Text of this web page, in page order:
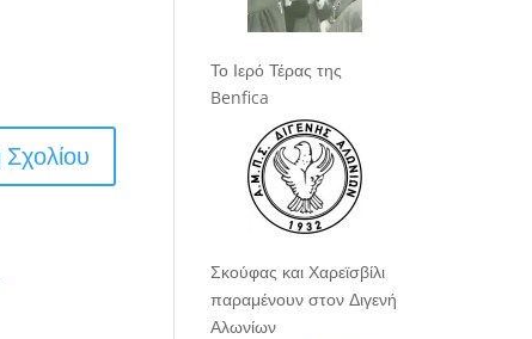
Το Ιερό Τέρας της
Benfica
Σκούφας και Χαρεϊσβίλι
παραμένουν στον Διγενή
Αλωνίων